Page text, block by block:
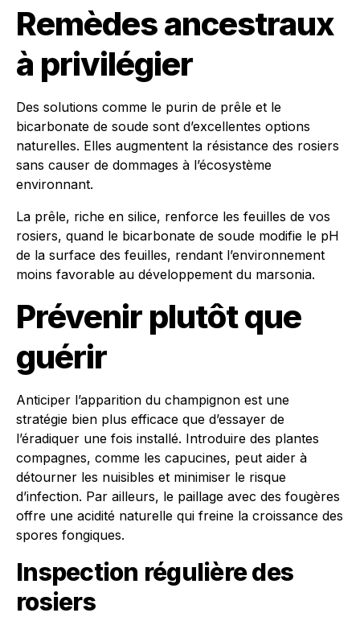
Remèdes ancestraux
à privilégier
Des solutions comme le purin de prêle et le
bicarbonate de soude sont d’excellentes options
naturelles. Elles augmentent la résistance des rosiers
sans causer de dommages à l’écosystème
environnant.
La prêle, riche en silice, renforce les feuilles de vos
rosiers, quand le bicarbonate de soude modifie le pH
de la surface des feuilles, rendant l’environnement
moins favorable au développement du marsonia.
Prévenir plutôt que
guérir
Anticiper l’apparition du champignon est une
stratégie bien plus efficace que d’essayer de
l’éradiquer une fois installé. Introduire des plantes
compagnes, comme les capucines, peut aider à
détourner les nuisibles et minimiser le risque
d’infection. Par ailleurs, le paillage avec des fougères
offre une acidité naturelle qui freine la croissance des
spores fongiques.
Inspection régulière des
rosiers